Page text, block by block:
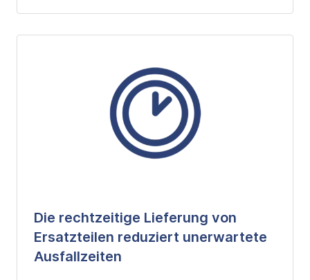
Die rechtzeitige Lieferung von
Ersatzteilen reduziert unerwartete
Ausfallzeiten